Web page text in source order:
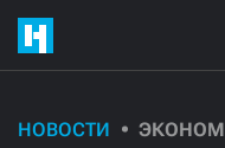
НОВОСТИ